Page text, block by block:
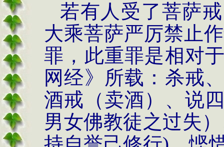
若有人受了菩萨
大乘菩萨严厉禁止
罪，此重罪是相对
网经》所载：杀戒
酒戒（卖酒）、说
男女佛教徒之过失